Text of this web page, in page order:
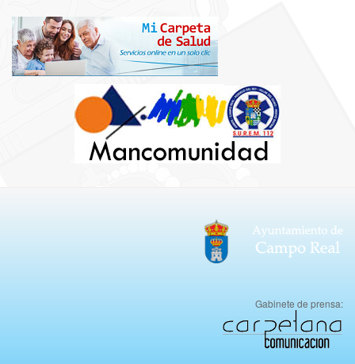
Gabinete de prensa: